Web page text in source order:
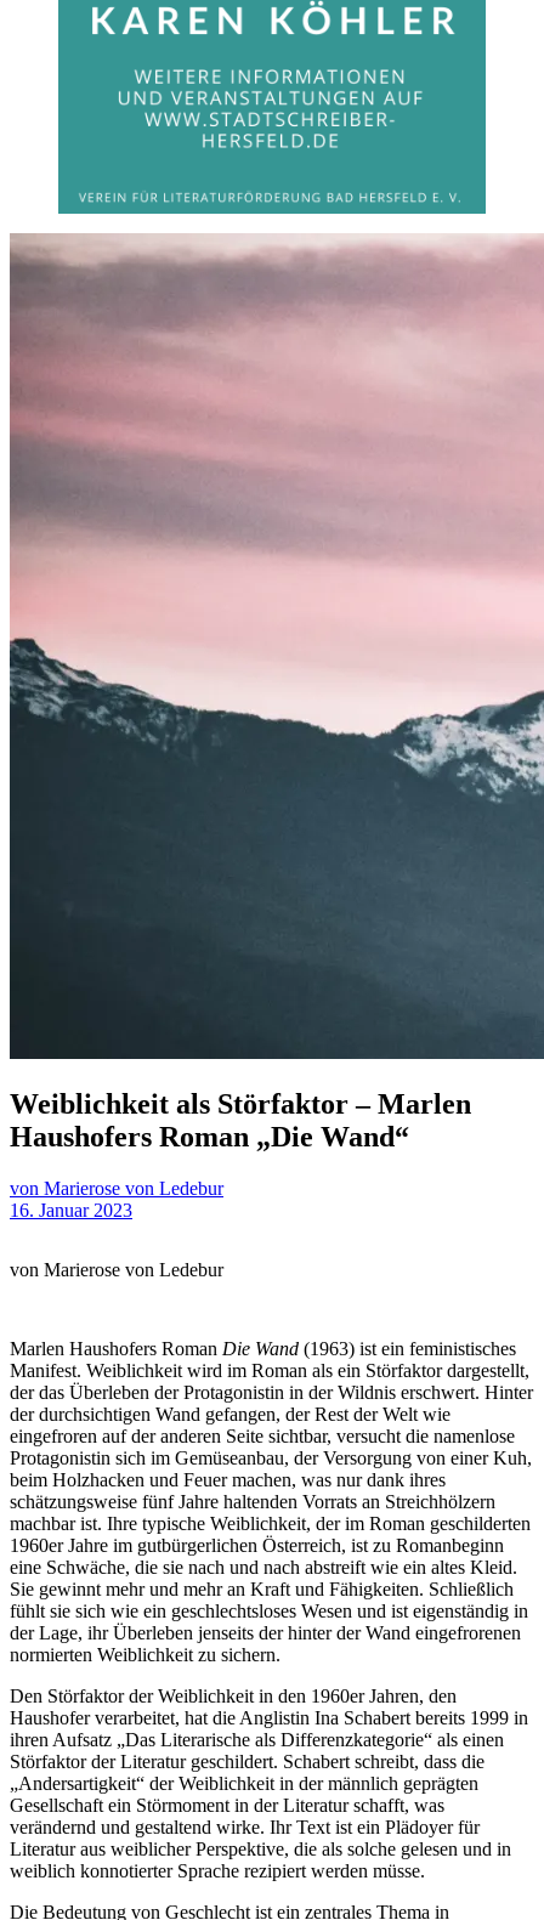
Weiblichkeit als Störfaktor – Marlen
Haushofers Roman „Die Wand“
von Marierose von Ledebur
16. Januar 2023
von Marierose von Ledebur
Marlen Haushofers Roman Die Wand (1963) ist ein feministisches
Manifest. Weiblichkeit wird im Roman als ein Störfaktor dargestellt,
der das Überleben der Protagonistin in der Wildnis erschwert. Hinter
der durchsichtigen Wand gefangen, der Rest der Welt wie
eingefroren auf der anderen Seite sichtbar, versucht die namenlose
Protagonistin sich im Gemüseanbau, der Versorgung von einer Kuh,
beim Holzhacken und Feuer machen, was nur dank ihres
schätzungsweise fünf Jahre haltenden Vorrats an Streichhölzern
machbar ist. Ihre typische Weiblichkeit, der im Roman geschilderten
1960er Jahre im gutbürgerlichen Österreich, ist zu Romanbeginn
eine Schwäche, die sie nach und nach abstreift wie ein altes Kleid.
Sie gewinnt mehr und mehr an Kraft und Fähigkeiten. Schließlich
fühlt sie sich wie ein geschlechtsloses Wesen und ist eigenständig in
der Lage, ihr Überleben jenseits der hinter der Wand eingefrorenen
normierten Weiblichkeit zu sichern.
Den Störfaktor der Weiblichkeit in den 1960er Jahren, den
Haushofer verarbeitet, hat die Anglistin Ina Schabert bereits 1999 in
ihren Aufsatz „Das Literarische als Differenzkategorie“ als einen
Störfaktor der Literatur geschildert. Schabert schreibt, dass die
„Andersartigkeit“ der Weiblichkeit in der männlich geprägten
Gesellschaft ein Störmoment in der Literatur schafft, was
verändernd und gestaltend wirke. Ihr Text ist ein Plädoyer für
Literatur aus weiblicher Perspektive, die als solche gelesen und in
weiblich konnotierter Sprache rezipiert werden müsse.
Die Bedeutung von Geschlecht ist ein zentrales Thema in